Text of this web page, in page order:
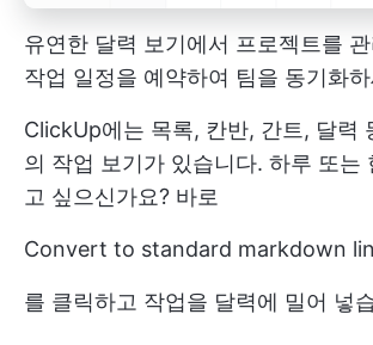
유연한 달력 보기에서 프로젝트를
작업 일정을 예약하여 팀을 동기화하
ClickUp에는 목록, 칸반, 간트, 달력
의 작업 보기가 있습니다. 하루 또는
고 싶으신가요? 바로
Convert to standard markdown
를 클릭하고 작업을 달력에 밀어 넣